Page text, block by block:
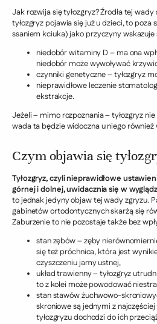
Jak rozwija się tyłozgryz? Źrodła tej
tyłozgryz pojawia się już u dzieci, to
ssaniem kciuka) jako przyczyny wskazuje
niedobór witaminy D – ma ona
niedobór może wywoływać
czynniki genetyczne – tyłozgryz
nieprawidłowe leczenie
ekstrakcje.
Jeżeli – mimo rozpoznania – tyłozgryz
wada ta będzie widoczna u niego również
Czym objawia się
Tyłozgryz, czyli nieprawidłowe
górnej i dolnej, uwidacznia się w
to jednak jedyny objaw tej wady zgryzu.
gabinetów ortodontycznych skarżą się
Zaburzenie to nie pozostaje także bez
stan zębów – zęby
się też próchnica, która jest
czyszczeniu jamy ustnej,
układ trawienny – tyłozgryz
to z kolei może powodować
stan stawów żuchwowo-
skroniowe są jednymi z
tyłozgryzu dochodzi do ich